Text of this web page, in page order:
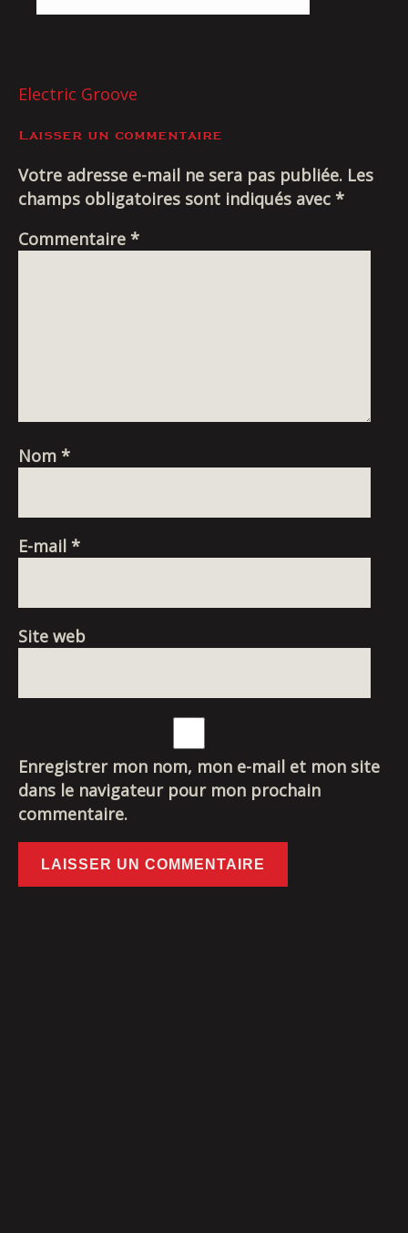
Livraison
NAVIGATION
DE
L’ARTICLE
Electric Groove
Laisser un commentaire
Votre adresse e-mail ne sera pas publiée. Les
champs obligatoires sont indiqués avec *
Commentaire *
Nom *
E-mail *
Site web
Enregistrer mon nom, mon e-mail et mon site
dans le navigateur pour mon prochain
commentaire.